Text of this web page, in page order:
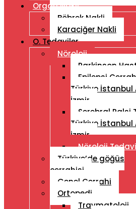
Organ Nakli
Böbrek Nakli
Karaciğer Nakli
O. Tedaviler
Nöroloji
Parkinson
Epilepsi
Türkiye
İzmir
Serebral Palsi
Türkiye
İzmir
Nöroloji
Türkiye’de göğüs
cerrahisi
Genel Cerrahi
Ortopedi
Travmatoloji